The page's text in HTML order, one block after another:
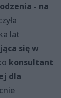
- na
lat
się w
konsultant
dla